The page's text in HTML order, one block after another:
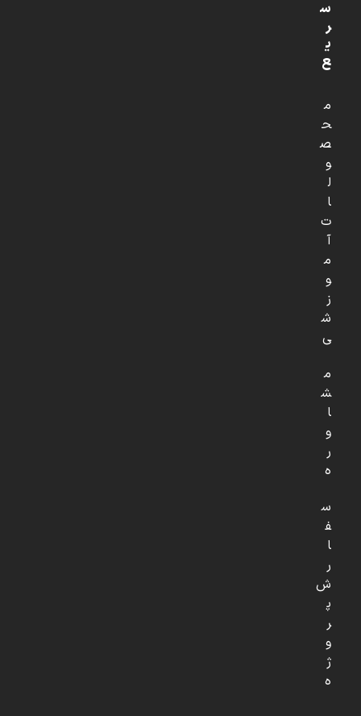
س
ر
ی
ع
م
ح
ص
و
ل
ا
ت
آ
م
و
ز
ش
ی
م
ش
ا
و
ر
ه
س
ف
ا
ر
ش
پ
ر
و
ژ
ه